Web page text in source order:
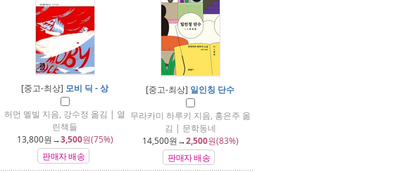
[중고-최상] 모비 딕 - 상
허먼 멜빌 지음, 강수정 옮김 | 열
린책들
13,800원→3,500원(75%)
판매자 배송
[중고-최상] 일인칭 단수
무라카미 하루키 지음, 홍은주 옮
김 | 문학동네
14,500원→2,500원(83%)
판매자 배송